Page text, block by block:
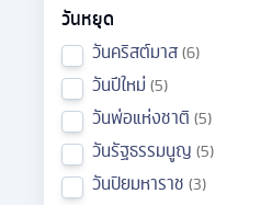
วันหยุด
วันคริสต์มาส 6
วันปีใหม่ 5
วันพ่อแห่งชาติ 5
วันรัฐธรรมนูญ 5
วันปิยมหาราช 3